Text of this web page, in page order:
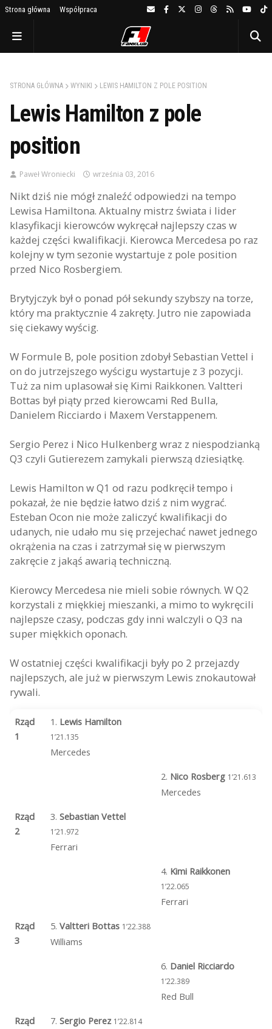
Strona główna Współpraca
STRONA GŁÓWNA WYNIKI LEWIS HAMILTON Z POLE POSITION
Lewis Hamilton z pole
position
Paweł Wroniecki września 03, 2016
Nikt dziś nie mógł znaleźć odpowiedzi na tempo
Lewisa Hamiltona. Aktualny mistrz świata i lider
klasyfikacji kierowców wykręcał najlepszy czas w
każdej części kwalifikacji. Kierowca Mercedesa po raz
kolejny w tym sezonie wystartuje z pole position
przed Nico Rosbergiem.
Brytyjczyk był o ponad pół sekundy szybszy na torze,
który ma praktycznie 4 zakręty. Jutro nie zapowiada
się ciekawy wyścig.
W Formule B, pole position zdobył Sebastian Vettel i
on do jutrzejszego wyścigu wystartuje z 3 pozycji.
Tuż za nim uplasował się Kimi Raikkonen. Valtteri
Bottas był piąty przed kierowcami Red Bulla,
Danielem Ricciardo i Maxem Verstappenem.
Sergio Perez i Nico Hulkenberg wraz z niespodzianką
Q3 czyli Gutierezem zamykali pierwszą dziesiątkę.
Lewis Hamilton w Q1 od razu podkręcił tempo i
pokazał, że nie będzie łatwo dziś z nim wygrać.
Esteban Ocon nie może zaliczyć kwalifikacji do
udanych, nie udało mu się przejechać nawet jednego
okrążenia na czas i zatrzymał się w pierwszym
zakręcie z jakąś awarią techniczną.
Kierowcy Mercedesa nie mieli sobie równych. W Q2
korzystali z miękkiej mieszanki, a mimo to wykręcili
najlepsze czasy, podczas gdy inni walczyli o Q3 na
super miękkich oponach.
W ostatniej części kwalifikacji były po 2 przejazdy
najlepszych, ale już w pierwszym Lewis znokautował
rywali.
Rząd
1
1. Lewis Hamilton
1’21.135
Mercedes
2. Nico Rosberg 1’21.613
Mercedes
Rząd
2
3. Sebastian Vettel
1’21.972
Ferrari
4. Kimi Raikkonen
1’22.065
Ferrari
Rząd
3
5. Valtteri Bottas 1’22.388
Williams
6. Daniel Ricciardo
1’22.389
Red Bull
Rząd
7. Sergio Perez 1’22.814